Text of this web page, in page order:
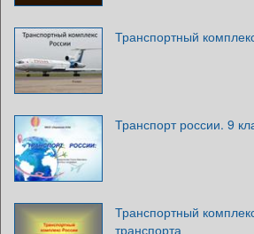
Транспортный
Транспорт россии. 9
Транспортный
транспорта